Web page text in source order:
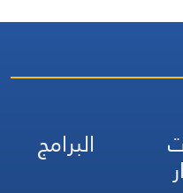
البرامج